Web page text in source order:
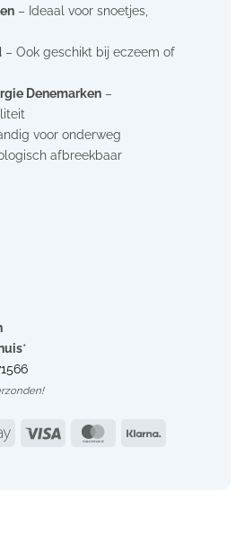
– Ideaal voor snoetjes,
– Ook geschikt bij eczeem of
Denemarken –
voor onderweg
afbreekbaar
*
Apple
Visa MasterCard